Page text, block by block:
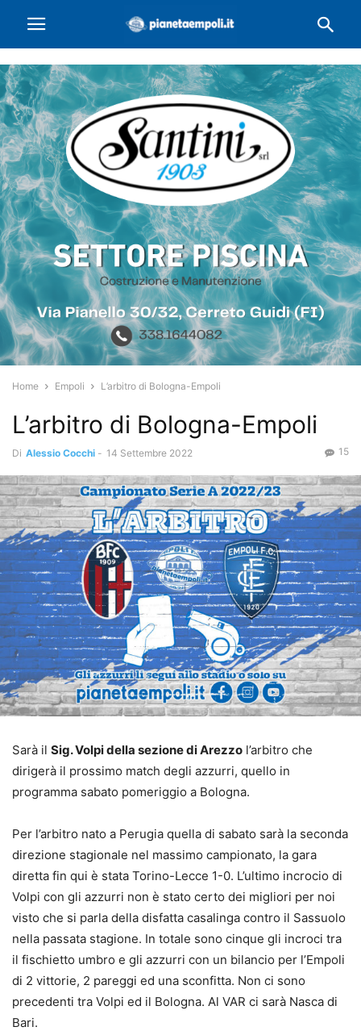
Home Empoli L’arbitro di Bologna-Empoli
L’arbitro di Bologna-Empoli
Di Alessio Cocchi - 14 Settembre 2022 15
Sarà il Sig. Volpi della sezione di Arezzo l’arbitro che
dirigerà il prossimo match degli azzurri, quello in
programma sabato pomeriggio a Bologna.
Per l’arbitro nato a Perugia quella di sabato sarà la seconda
direzione stagionale nel massimo campionato, la gara
diretta fin qui è stata Torino-Lecce 1-0. L’ultimo incrocio di
Volpi con gli azzurri non è stato certo dei migliori per noi
visto che si parla della disfatta casalinga contro il Sassuolo
nella passata stagione. In totale sono cinque gli incroci tra
il fischietto umbro e gli azzurri con un bilancio per l’Empoli
di 2 vittorie, 2 pareggi ed una sconfitta. Non ci sono
precedenti tra Volpi ed il Bologna. Al VAR ci sarà Nasca di
Bari.